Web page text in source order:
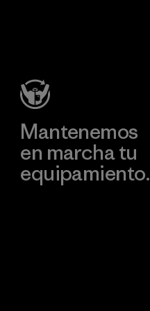
Mantenemos
en marcha tu
equipamiento.